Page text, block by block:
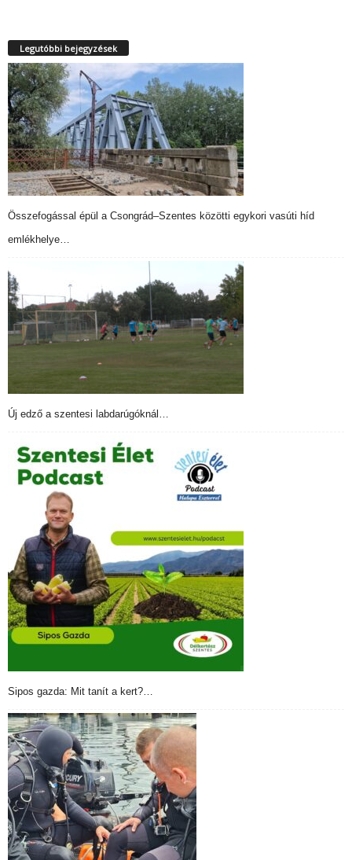
Legutóbbi bejegyzések
Összefogással épül a Csongrád–Szentes közötti egykori vasúti híd
emlékhelye…
Új edző a szentesi labdarúgóknál…
Sipos gazda: Mit tanít a kert?…